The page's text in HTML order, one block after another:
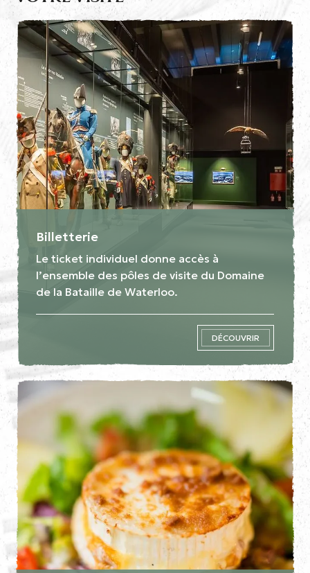
Billetterie
Le ticket individuel donne accès à
l’ensemble des pôles de visite du Domaine
de la Bataille de Waterloo.
DÉCOUVRIR